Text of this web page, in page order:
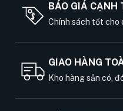
BÁO GIÁ CẠNH
Chính sách tốt cho
GIAO HÀNG
Kho hàng sẵn có,